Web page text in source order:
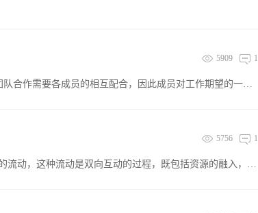
5909 1
创业者组建团队需要1.确立团队目标2:明确角色，有效的团队合作需要各成员的相互配合，因此成员对工作期望的一致是很重要的，成员的角色必须明确，决策要明快，使每个人都清楚团队对自己的期望。3:建立标准，鼓励团队发展共同的工作标准，比如所有会议都需要全员参加，重视承诺，允许不一致的意见，保守秘密等等5:描绘计划，制定发展目标与行动计划，包括任务分派与完成的预期等等。6:鼓励提出问题：意见不一是平常的事情，鼓励团队成员对现状提出质疑。：7:维持均衡：有效的团队能在不同风格的成员之间实现良好的均衡。8:分享光荣：成员贡献的多寡与团队成员的表现如何，将喜悦与团队成员分享。
5756 1
合作简言之就是融通资源，指资源在供给者与需求者之间的流动，这种流动是双向互动的过程，既包括资源的融入，也包括资源的融出。另一方面，受诸多因素的影响，学校管理者在运作权力方面，往往有失当之处，其表现是多方面的，其中权力失信是最为典型、影响最为深远。